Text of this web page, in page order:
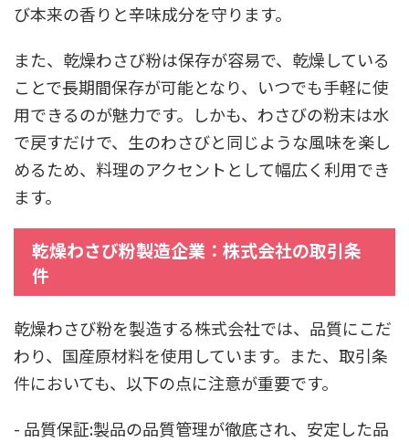
び本来の香りと辛味成分を守ります。
また、乾燥わさび粉は保存が容易で、乾燥している
ことで長期間保存が可能となり、いつでも手軽に使
用できるのが魅力です。しかも、わさびの粉末は水
で戻すだけで、生のわさびと同じような風味を楽し
めるため、料理のアクセントとして幅広く利用でき
ます。
乾燥わさび粉製造企業：株式会社の取引条
件
乾燥わさび粉を製造する株式会社では、品質にこだ
わり、国産原材料を使用しています。また、取引条
件においても、以下の点に注意が重要です。
- 品質保証:製品の品質管理が徹底され、安定した品